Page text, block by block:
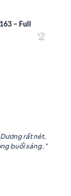
– Full
🏆
Dương rất nét,
buổi sáng."